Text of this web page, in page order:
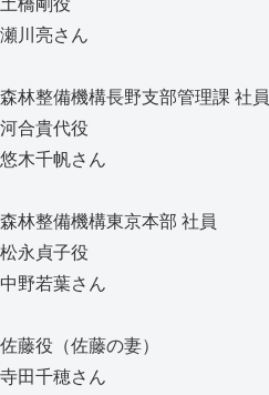
土橋剛役
瀬川亮さん
森林整備機構長野支部管理課 社員
河合貴代役
悠木千帆さん
森林整備機構東京本部 社員
松永貞子役
中野若葉さん
佐藤役（佐藤の妻）
寺田千穂さん